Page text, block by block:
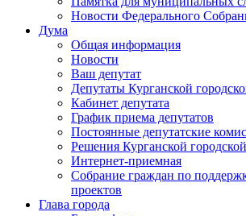
Новости Федерального
Дума
Общая информация
Новости
Ваш депутат
Депутаты Курганской
Кабинет депутата
График приема депутатов
Постоянные депутатские
Решения Курганской
Интернет-приемная
Собрание граждан по
проектов
Глава города